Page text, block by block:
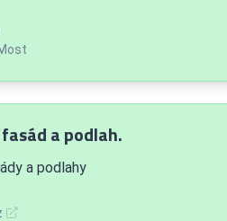
a podlah.
a podlahy